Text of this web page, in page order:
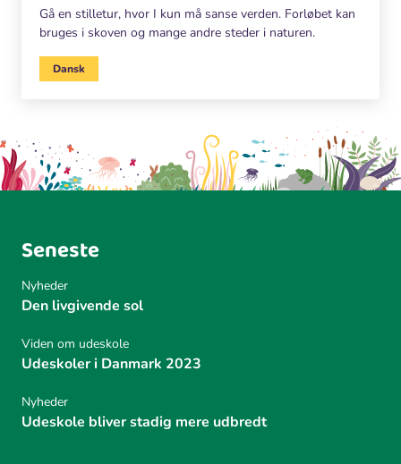
Gå en stilletur, hvor I kun må sanse verden. Forløbet kan
bruges i skoven og mange andre steder i naturen.
Dansk
Seneste
Nyheder
Den livgivende sol
Viden om udeskole
Udeskoler i Danmark 2023
Nyheder
Udeskole bliver stadig mere udbredt